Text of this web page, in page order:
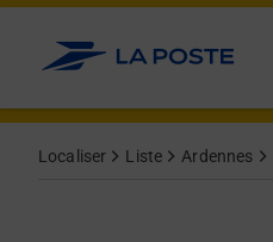
Allez au contenu
Localiser Liste Ardennes
Afficher ou masquer la réponse
Afficher ou masquer la réponse
Afficher ou masquer la réponse
Afficher ou masquer la réponse
Afficher ou masquer la réponse